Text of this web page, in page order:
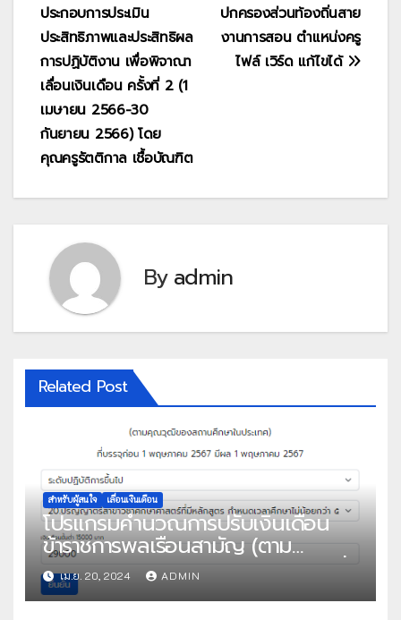
ปกครองส่วนท้องถิ่นสาย
งานการสอน ตำแหน่งครู
ไฟล์ เวิร์ด แก้ไขได้
ประกอบการประเมิน
ประสิทธิภาพและประสิทธิผล
การปฏิบัติงาน เพื่อพิจาณา
เลื่อนเงินเดือน ครั้งที่ 2 (1
เมษายน 2566-30
กันยายน 2566) โดย
คุณครูรัตติกาล เชื้อบัณฑิต
Byadmin
Related Post
สำหรับผู้สนใจ เลื่อนเงินเดือน
โปรแกรมคำนวณการปรับเงินเดือน
ข้าราชการพลเรือนสามัญ (ตาม
คุณวุฒิของสถานศึกษาในประเทศ) ที่
บรรจุก่อน 1 พฤษภาคม 2567 มีผล 1
เม.ย. 20, 2024 ADMIN